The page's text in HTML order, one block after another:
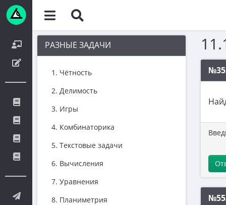
РАЗНЫЕ ЗАДАЧИ
1. Чётность
2. Делимость
3. Игры
4. Комбинаторика
5. Текстовые задачи
6. Вычисления
7. Уравнения
8. Планиметрия